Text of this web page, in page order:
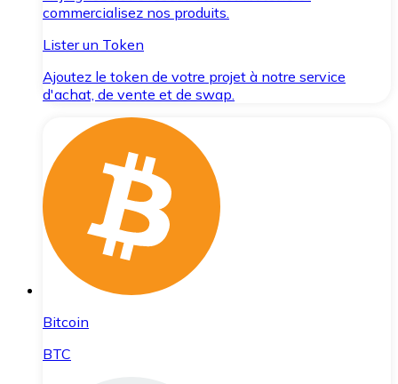
commercialisez nos produits.
Lister un Token
Ajoutez le token de votre projet à notre service
d'achat, de vente et de swap.
Bitcoin
BTC